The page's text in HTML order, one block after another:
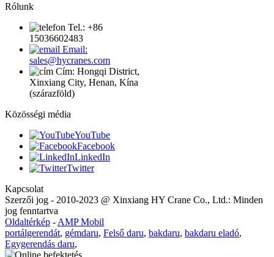
Rólunk
Tel.: +86
15036602483
Email:
sales@hycranes.com
Cím: Hongqi District,
Xinxiang City, Henan, Kína
(szárazföld)
Közösségi média
YouTube
Facebook
LinkedIn
Twitter
Kapcsolat
Szerzői jog - 2010-2023 @ Xinxiang HY Crane Co., Ltd.: Minden
jog fenntartva
Oldaltérkép - AMP Mobil
portálgerendát, gémdaru, Felső daru, bakdaru, bakdaru eladó,
Egygerendás daru,